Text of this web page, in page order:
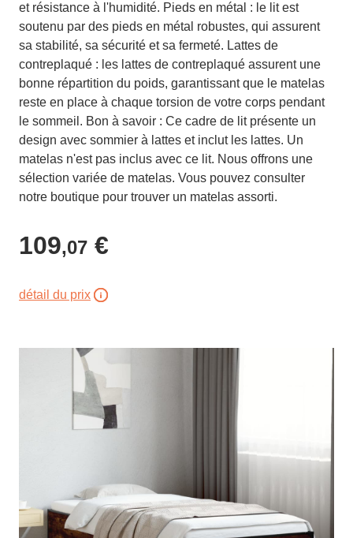
et résistance à l'humidité. Pieds en métal : le lit est
soutenu par des pieds en métal robustes, qui assurent
sa stabilité, sa sécurité et sa fermeté. Lattes de
contreplaqué : les lattes de contreplaqué assurent une
bonne répartition du poids, garantissant que le matelas
reste en place à chaque torsion de votre corps pendant
le sommeil. Bon à savoir : Ce cadre de lit présente un
design avec sommier à lattes et inclut les lattes. Un
matelas n'est pas inclus avec ce lit. Nous offrons une
sélection variée de matelas. Vous pouvez consulter
notre boutique pour trouver un matelas assorti.
109,07 €
détail du prix